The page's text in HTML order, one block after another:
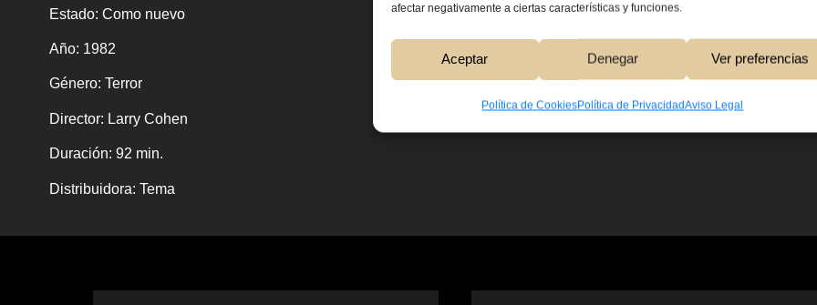
afectar negativamente a ciertas características y funciones.
Aceptar Denegar Ver preferencias
Política de CookiesPolítica de PrivacidadAviso Legal
Estado: Como nuevo
Año: 1982
Género: Terror
Director: Larry Cohen
Duración: 92 min.
Distribuidora: Tema
10,00€